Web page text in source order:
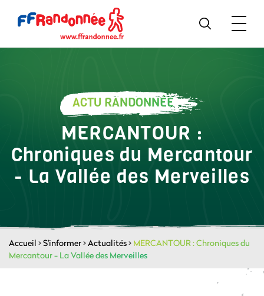
ACTU RANDONNÉE
MERCANTOUR :
Chroniques du Mercantour
- La Vallée des Merveilles
Accueil >S'informer>Actualités> MERCANTOUR : Chroniques du
Mercantour - La Vallée des Merveilles